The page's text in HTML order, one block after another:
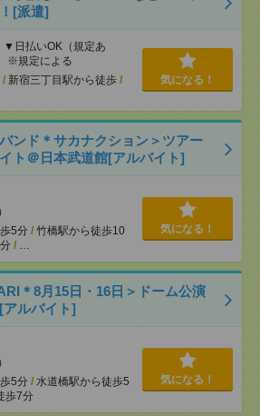
[派遣]
日払いOK（規定あ
※規定による
/ 新宿三丁目駅から徒歩 /
気になる！
ンド＊サカナクション＞ツアー
ト＠日本武道館[アルバイト]
5分 / 竹橋駅から徒歩10
/ …
気になる！
＊8月15日・16日＞ドーム公演
ルバイト]
5分 / 水道橋駅から徒歩5
歩7分
気になる！